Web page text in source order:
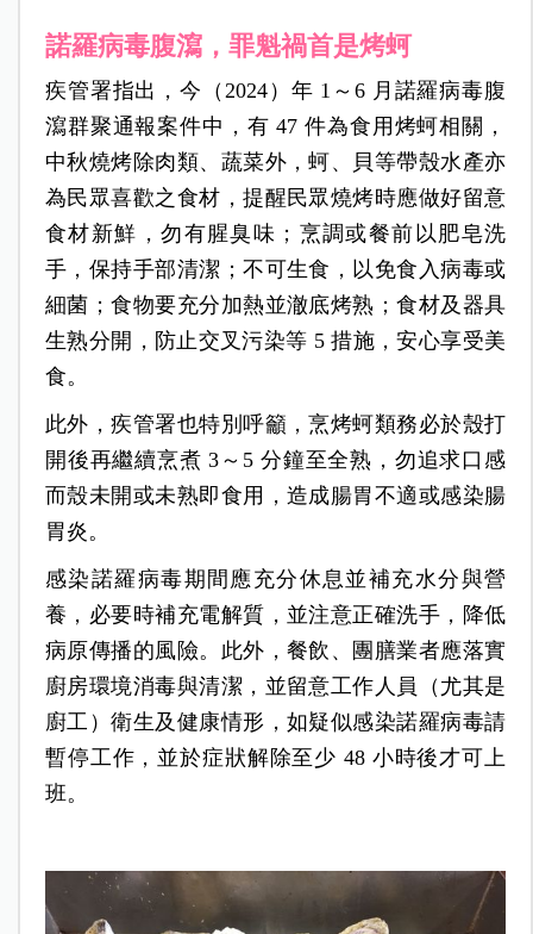
諾羅病毒腹瀉，罪魁禍首是烤蚵
疾管署指出，今（2024）年 1～6 月諾羅病毒腹
瀉群聚通報案件中，有 47 件為食用烤蚵相關，
中秋燒烤除肉類、蔬菜外，蚵、貝等帶殼水產亦
為民眾喜歡之食材，提醒民眾燒烤時應做好留意
食材新鮮，勿有腥臭味；烹調或餐前以肥皂洗
手，保持手部清潔；不可生食，以免食入病毒或
細菌；食物要充分加熱並澈底烤熟；食材及器具
生熟分開，防止交叉污染等 5 措施，安心享受美
食。
此外，疾管署也特別呼籲，烹烤蚵類務必於殼打
開後再繼續烹煮 3～5 分鐘至全熟，勿追求口感
而殼未開或未熟即食用，造成腸胃不適或感染腸
胃炎。
感染諾羅病毒期間應充分休息並補充水分與營
養，必要時補充電解質，並注意正確洗手，降低
病原傳播的風險。此外，餐飲、團膳業者應落實
廚房環境消毒與清潔，並留意工作人員（尤其是
廚工）衛生及健康情形，如疑似感染諾羅病毒請
暫停工作，並於症狀解除至少 48 小時後才可上
班。